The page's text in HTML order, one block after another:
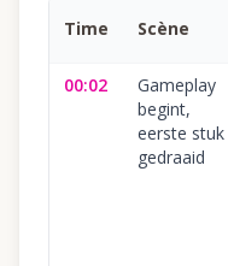
Time Scène
00:02
Gameplay
begint,
eerste stuk
gedraaid